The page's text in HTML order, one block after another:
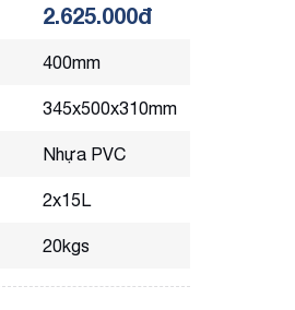
2.625.000đ
400mm
345x500x310mm
Nhựa PVC
2x15L
20kgs